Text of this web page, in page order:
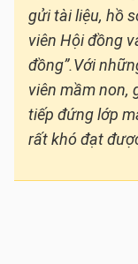
gửi tài liệu, hồ
viên Hội đồng
đồng”.Với
viên mầm non,
tiếp đứng lớp
rất khó đạt